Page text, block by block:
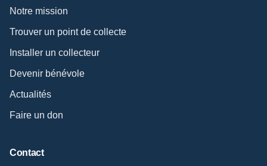
Notre mission
Trouver un point de collecte
Installer un collecteur
Devenir bénévole
Actualités
Faire un don
Contact